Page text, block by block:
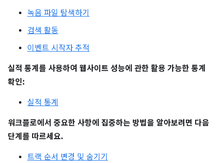
녹음 파일 탐색하기
검색 활동
이벤트 시작자 추적
실적 통계를 사용하여 웹사이트 성능에 관한 활용 가능한 통계
확인:
실적 통계
워크플로에서 중요한 사항에 집중하는 방법을 알아보려면 다음
단계를 따르세요.
트랙 순서 변경 및 숨기기